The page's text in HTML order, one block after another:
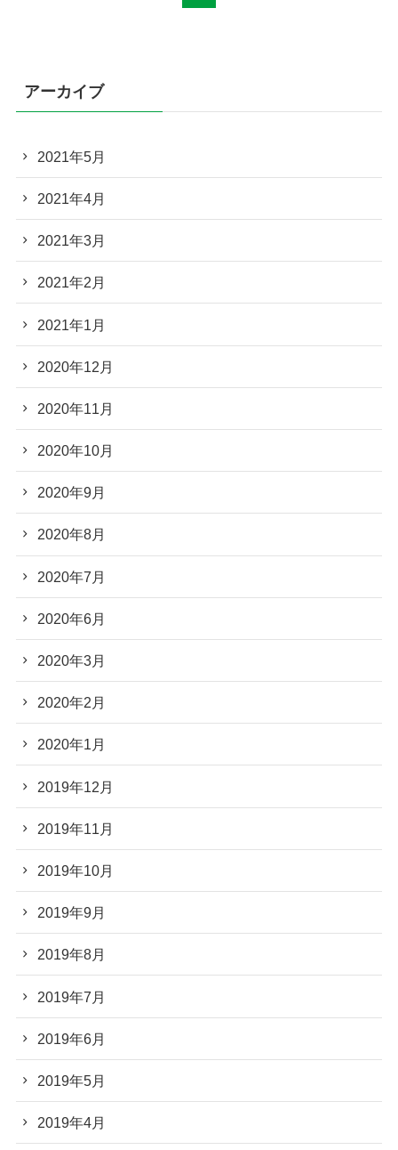
アーカイブ
2021年5月
2021年4月
2021年3月
2021年2月
2021年1月
2020年12月
2020年11月
2020年10月
2020年9月
2020年8月
2020年7月
2020年6月
2020年3月
2020年2月
2020年1月
2019年12月
2019年11月
2019年10月
2019年9月
2019年8月
2019年7月
2019年6月
2019年5月
2019年4月